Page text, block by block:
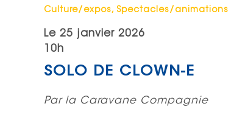
Catégorie : "
Culture/expos, Spectacles/animations
Le 25 janvier 2026
10h
SOLO DE CLOWN-E
Par la Caravane Compagnie